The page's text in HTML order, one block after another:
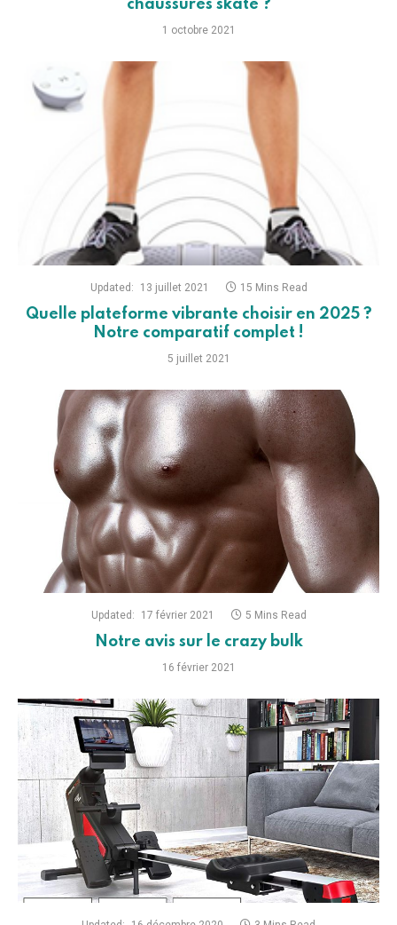
chaussures skate ?
1 octobre 2021
Updated: 13 juillet 2021 15 Mins Read
Quelle plateforme vibrante choisir en 2025 ?
Notre comparatif complet !
5 juillet 2021
Updated: 17 février 2021 5 Mins Read
Notre avis sur le crazy bulk
16 février 2021